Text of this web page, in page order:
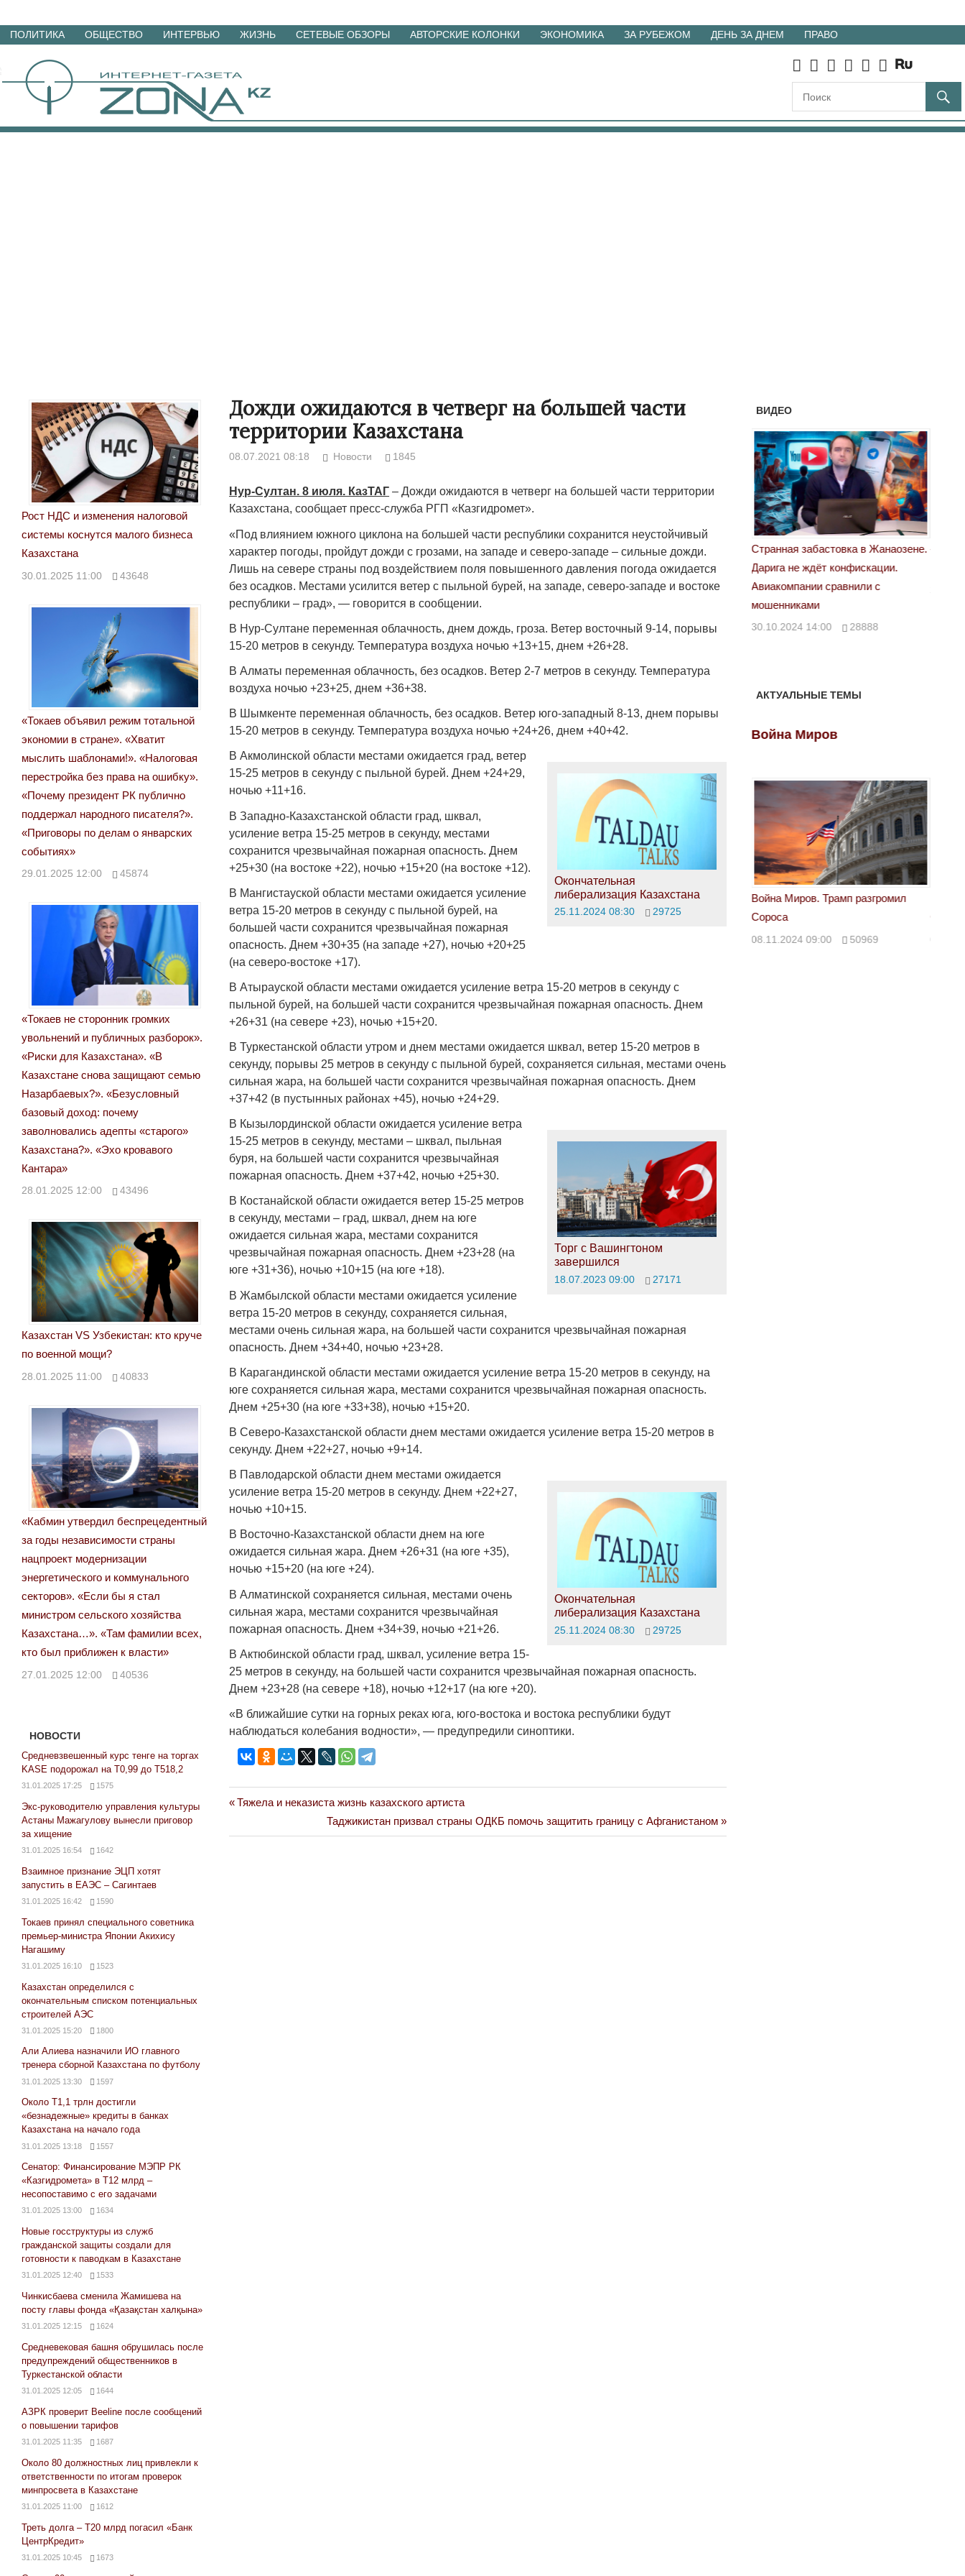
Перейти
материалам
ПОЛИТИКА ОБЩЕСТВО ИНТЕРВЬЮ ЖИЗНЬ СЕТЕВЫЕ ОБЗОРЫ АВТОРСКИЕ КОЛОНКИ ЭКОНОМИКА ЗА РУБЕЖОМ ДЕНЬ ЗА ДНЕМ ПРАВО
Дожди ожидаются в четверг на большей части
территории Казахстана
08.07.2021 08:18 Новости 1845
Нур-Султан. 8 июля. КазТАГ – Дожди ожидаются в четверг на большей части территории
Казахстана, сообщает пресс-служба РГП «Казгидромет».
«Под влиянием южного циклона на большей части республики сохранится неустойчивый
характер погоды, пройдут дожди с грозами, на западе и северо-западе – сильные дожди.
Лишь на севере страны под воздействием поля повышенного давления погода ожидается
без осадков. Местами усилится ветер с пыльной бурей, на западе, северо-западе и востоке
республики – град», — говорится в сообщении.
В Нур-Султане переменная облачность, днем дождь, гроза. Ветер восточный 9-14, порывы
15-20 метров в секунду. Температура воздуха ночью +13+15, днем +26+28.
В Алматы переменная облачность, без осадков. Ветер 2-7 метров в секунду. Температура
воздуха ночью +23+25, днем +36+38.
В Шымкенте переменная облачность, без осадков. Ветер юго-западный 8-13, днем порывы
15-20 метров в секунду. Температура воздуха ночью +24+26, днем +40+42.
Окончательная
либерализация Казахстана
25.11.2024 08:30 29725
В Акмолинской области местами ожидается град, ветер
15-25 метров в секунду с пыльной бурей. Днем +24+29,
ночью +11+16.
В Западно-Казахстанской области град, шквал,
усиление ветра 15-25 метров в секунду, местами
сохранится чрезвычайная пожарная опасность. Днем
+25+30 (на востоке +22), ночью +15+20 (на востоке +12).
В Мангистауской области местами ожидается усиление
ветра 15-20 метров в секунду с пыльной бурей, на
большей части сохранится чрезвычайная пожарная
опасность. Днем +30+35 (на западе +27), ночью +20+25
(на северо-востоке +17).
В Атырауской области местами ожидается усиление ветра 15-20 метров в секунду с
пыльной бурей, на большей части сохранится чрезвычайная пожарная опасность. Днем
+26+31 (на севере +23), ночью +15+20.
В Туркестанской области утром и днем местами ожидается шквал, ветер 15-20 метров в
секунду, порывы 25 метров в секунду с пыльной бурей, сохраняется сильная, местами очень
сильная жара, на большей части сохранится чрезвычайная пожарная опасность. Днем
+37+42 (в пустынных районах +45), ночью +24+29.
Торг с Вашингтоном
завершился
18.07.2023 09:00 27171
В Кызылординской области ожидается усиление ветра
15-25 метров в секунду, местами – шквал, пыльная
буря, на большей части сохранится чрезвычайная
пожарная опасность. Днем +37+42, ночью +25+30.
В Костанайской области ожидается ветер 15-25 метров
в секунду, местами – град, шквал, днем на юге
ожидается сильная жара, местами сохранится
чрезвычайная пожарная опасность. Днем +23+28 (на
юге +31+36), ночью +10+15 (на юге +18).
В Жамбылской области местами ожидается усиление
ветра 15-20 метров в секунду, сохраняется сильная,
местами очень сильная жара, на большей части сохранится чрезвычайная пожарная
опасность. Днем +34+40, ночью +23+28.
В Карагандинской области местами ожидается усиление ветра 15-20 метров в секунду, на
юге сохраняется сильная жара, местами сохранится чрезвычайная пожарная опасность.
Днем +25+30 (на юге +33+38), ночью +15+20.
В Северо-Казахстанской области днем местами ожидается усиление ветра 15-20 метров в
секунду. Днем +22+27, ночью +9+14.
Окончательная
либерализация Казахстана
25.11.2024 08:30 29725
В Павлодарской области днем местами ожидается
усиление ветра 15-20 метров в секунду. Днем +22+27,
ночью +10+15.
В Восточно-Казахстанской области днем на юге
ожидается сильная жара. Днем +26+31 (на юге +35),
ночью +15+20 (на юге +24).
В Алматинской сохраняется сильная, местами очень
сильная жара, местами сохранится чрезвычайная
пожарная опасность. Днем +34+39, ночью +21+26.
В Актюбинской области град, шквал, усиление ветра 15-
25 метров в секунду, на большей части сохранится чрезвычайная пожарная опасность.
Днем +23+28 (на севере +18), ночью +12+17 (на юге +20).
«В ближайшие сутки на горных реках юга, юго-востока и востока республики будут
наблюдаться колебания водности», — предупредили синоптики.
Навигация
по
Previous
Тяжела и неказиста жизнь казахского артиста
Next
Post:
Таджикистан призвал страны ОДКБ помочь защитить границу с Афганистаном
Рост НДС и изменения налоговой
системы коснутся малого бизнеса
Казахстана
30.01.2025 11:00 43648
«Токаев объявил режим тотальной
экономии в стране». «Хватит
мыслить шаблонами!». «Налоговая
перестройка без права на ошибку».
«Почему президент РК публично
поддержал народного писателя?».
«Приговоры по делам о январских
событиях»
29.01.2025 12:00 45874
«Токаев не сторонник громких
увольнений и публичных разборок».
«Риски для Казахстана». «В
Казахстане снова защищают семью
Назарбаевых?». «Безусловный
базовый доход: почему
заволновались адепты «старого»
Казахстана?». «Эхо кровавого
Кантара»
28.01.2025 12:00 43496
Казахстан VS Узбекистан: кто круче
по военной мощи?
28.01.2025 11:00 40833
«Кабмин утвердил беспрецедентный
за годы независимости страны
нацпроект модернизации
энергетического и коммунального
секторов». «Если бы я стал
министром сельского хозяйства
Казахстана…». «Там фамилии всех,
кто был приближен к власти»
27.01.2025 12:00 40536
НОВОСТИ
Средневзвешенный курс тенге на торгах
KASE подорожал на Т0,99 до Т518,2
31.01.2025 17:25 1575
Экс-руководителю управления культуры
Астаны Мажагулову вынесли приговор
за хищение
31.01.2025 16:54 1642
Взаимное признание ЭЦП хотят
запустить в ЕАЭС – Сагинтаев
31.01.2025 16:42 1590
Токаев принял специального советника
премьер-министра Японии Акихису
Нагашиму
31.01.2025 16:10 1523
Казахстан определился с
окончательным списком потенциальных
строителей АЭС
31.01.2025 15:20 1800
Али Алиева назначили ИО главного
тренера сборной Казахстана по футболу
31.01.2025 13:30 1597
Около Т1,1 трлн достигли
«безнадежные» кредиты в банках
Казахстана на начало года
31.01.2025 13:18 1557
Сенатор: Финансирование МЭПР РК
«Казгидромета» в Т12 млрд –
несопоставимо с его задачами
31.01.2025 13:00 1634
Новые госструктуры из служб
гражданской защиты создали для
готовности к паводкам в Казахстане
31.01.2025 12:40 1533
Чинкисбаева сменила Жамишева на
посту главы фонда «Қазақстан халқына»
31.01.2025 12:15 1624
Средневековая башня обрушилась после
предупреждений общественников в
Туркестанской области
31.01.2025 12:05 1644
АЗРК проверит Beeline после сообщений
о повышении тарифов
31.01.2025 11:35 1687
Около 80 должностных лиц привлекли к
ответственности по итогам проверок
минпросвета в Казахстане
31.01.2025 11:00 1612
Треть долга – Т20 млрд погасил «Банк
ЦентрКредит»
31.01.2025 10:45 1673
ВИДЕО
Народ выбрал свет
17.10.2024 17:00 29972
Странная забастовка в Жанаозене.
Дарига не ждёт конфискации.
Авиакомпании сравнили с
30.10.2024 14:00 28888
«Новый Казахстан не говорит всей
правды»
29.10.2024 09:00 39623
АКТУАЛЬНЫЕ ТЕМЫ
Война Миров
Война Миров. Трамп разгромил
Сороса
Война Миров
Война Миров. Трамп разгромил
Сороса
08.11.2024 09:00 50969